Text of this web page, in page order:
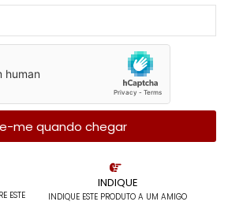
ESTE
INDIQUE
INDIQUE ESTE PRODUTO A UM AMIGO
me quando chegar